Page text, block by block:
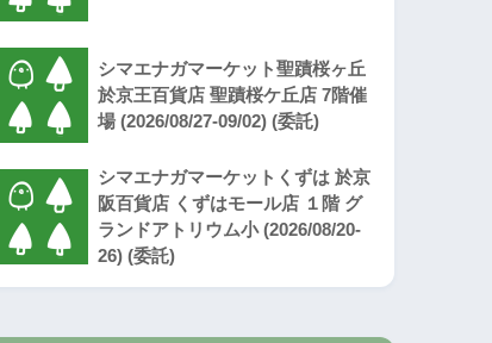
シマエナガマーケット聖蹟桜ヶ丘
於京王百貨店 聖蹟桜ケ丘店 7階催
場 (2026/08/27-09/02) (委託)
シマエナガマーケットくずは 於京
阪百貨店 くずはモール店 １階 グ
ランドアトリウム小 (2026/08/20-
26) (委託)